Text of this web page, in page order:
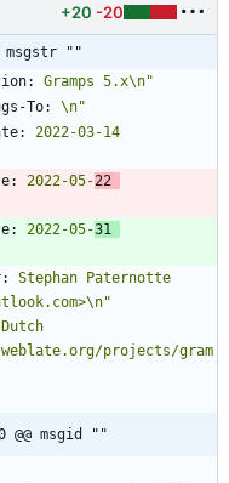
+20 -20
msgstr ""
Gramps 5.x\n"
To:
\n"
2022-03-14
2022-05-22
2022-05-31
Stephan Paternotte
Dutch
projects/gram
@@ msgid ""